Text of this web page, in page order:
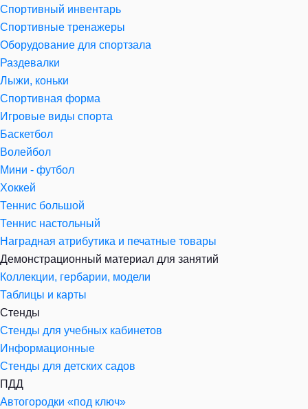
Спортивный инвентарь
Спортивные тренажеры
Оборудование для спортзала
Раздевалки
Лыжи, коньки
Спортивная форма
Игровые виды спорта
Баскетбол
Волейбол
Мини - футбол
Хоккей
Теннис большой
Теннис настольный
Наградная атрибутика и печатные товары
Демонстрационный материал для занятий
Коллекции, гербарии, модели
Таблицы и карты
Стенды
Стенды для учебных кабинетов
Информационные
Стенды для детских садов
ПДД
Автогородки «под ключ»